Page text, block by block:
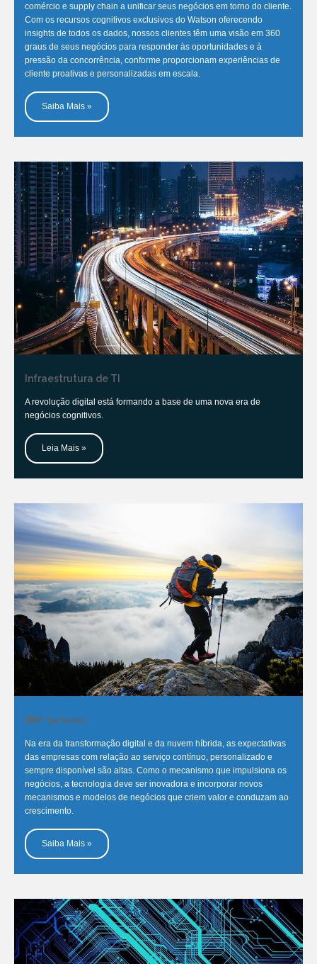
comércio e supply chain a unificar seus negócios em torno do cliente.
Com os recursos cognitivos exclusivos do Watson oferecendo
insights de todos os dados, nossos clientes têm uma visão em 360
graus de seus negócios para responder às oportunidades e à
pressão da concorrência, conforme proporcionam experiências de
cliente proativas e personalizadas em escala.
Saiba Mais »
Infraestrutura de TI
A revolução digital está formando a base de uma nova era de
negócios cognitivos.
Leia Mais »
IBM Services
Na era da transformação digital e da nuvem híbrida, as expectativas
das empresas com relação ao serviço contínuo, personalizado e
sempre disponível são altas. Como o mecanismo que impulsiona os
negócios, a tecnologia deve ser inovadora e incorporar novos
mecanismos e modelos de negócios que criem valor e conduzam ao
crescimento.
Saiba Mais »